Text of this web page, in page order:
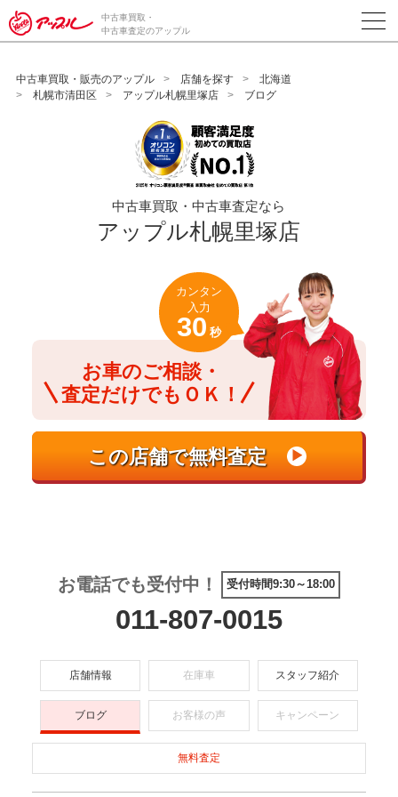
/*ABテスト_新規査定フォームの為のCVボタン*/
中古車買取・
中古車査定のアップル
中古車買取・販売のアップル 店舗を探す
北海道
札幌市清田区
アップル札幌里塚店 ブログ
中古車買取・中古車査定なら
アップル札幌里塚店
お車のご相談・
査定だけでもＯＫ！
カンタン
入力
30 秒
お電話でも受付中！ 受付時間9:30～18:00
011-807-0015
店舗情報 在庫車 スタッフ紹介
ブログ お客様の声 キャンペーン
無料査定